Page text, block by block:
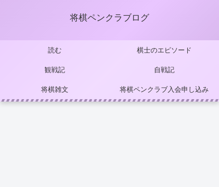
将棋ペンクラブログ
読む 棋士のエピソード
観戦記 自戦記
将棋雑文 将棋ペンクラブ入会申し込み